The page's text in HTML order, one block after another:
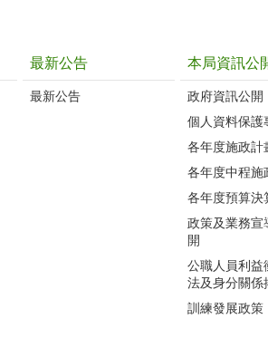
最新公告
最新公告
本局資訊公
政府資訊公開
個人資料保護
各年度施政計
各年度中程施
各年度預算決
政策及業務宣
開
公職人員利益
法及身分關係
訓練發展政策